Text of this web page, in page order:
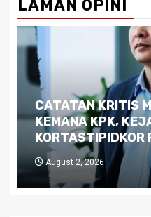
LAMAN OPINI
Dilema Kaltim di
Kutukan Sumber
Pemimpin yang
July 29, 2026